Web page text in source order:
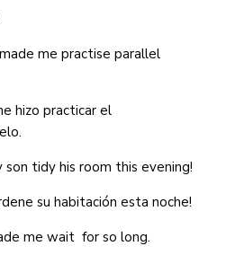
me practise parallel
hizo practicar el
son tidy his room this evening!
su habitación esta noche!
me wait for so long.